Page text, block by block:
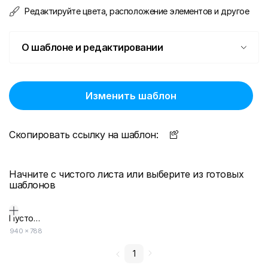
Редактируйте цвета, расположение элементов и другое
О шаблоне и редактировании
Изменить шаблон
Скопировать ссылку на шаблон:
Начните с чистого листа или выберите из готовых
шаблонов
Пустой дизайн-макет
940 × 788
1